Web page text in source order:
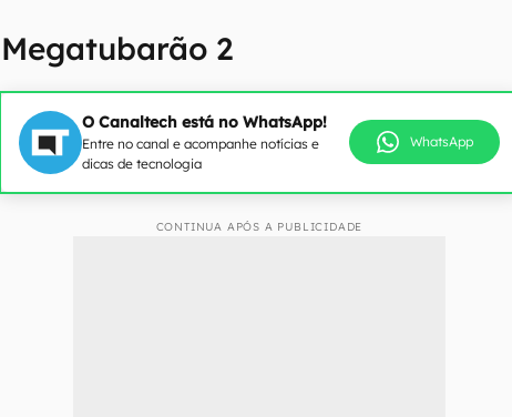
Megatubarão 2
O Canaltech está no WhatsApp!
Entre no canal e acompanhe notícias e
dicas de tecnologia
WhatsApp
CONTINUA APÓS A PUBLICIDADE